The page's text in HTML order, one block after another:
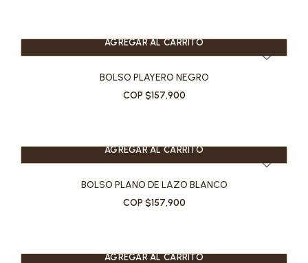
AGREGAR AL CARRITO
BOLSO PLAYERO NEGRO
COP $157,900
AGREGAR AL CARRITO
BOLSO PLANO DE LAZO BLANCO
COP $157,900
AGREGAR AL CARRITO